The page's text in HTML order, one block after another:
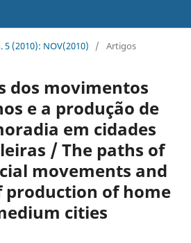
5 (2010): NOV(2010) / Artigos
dos movimentos
e a produção de
em cidades
/ The paths of
movements and
production of home
cities